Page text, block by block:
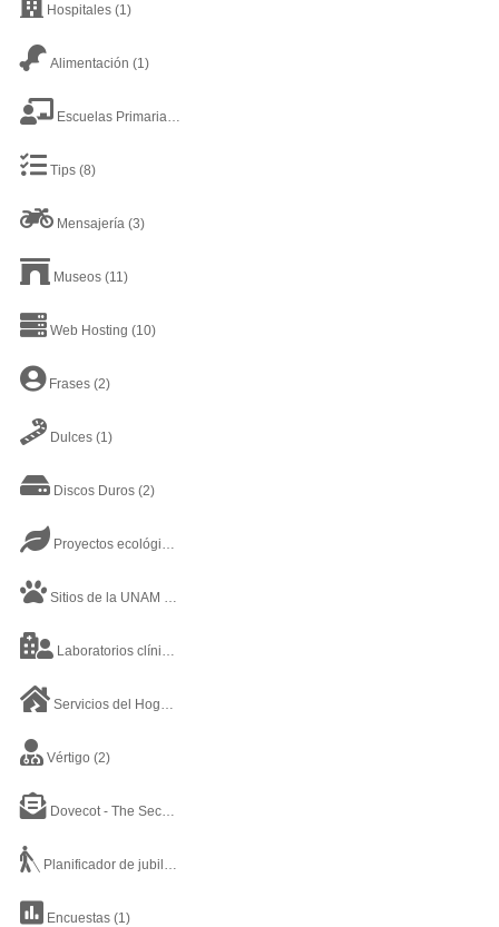
Hospitales (1)
Alimentación (1)
Escuelas Primarias (4)
Tips (8)
Mensajería (3)
Museos (11)
Web Hosting (10)
Frases (2)
Dulces (1)
Discos Duros (2)
Proyectos ecológicos
Sitios de la UNAM
Laboratorios clínicos
Servicios del Hogar
Vértigo (2)
Dovecot - The Secure IMAP server
Planificador de jubilación
Encuestas (1)